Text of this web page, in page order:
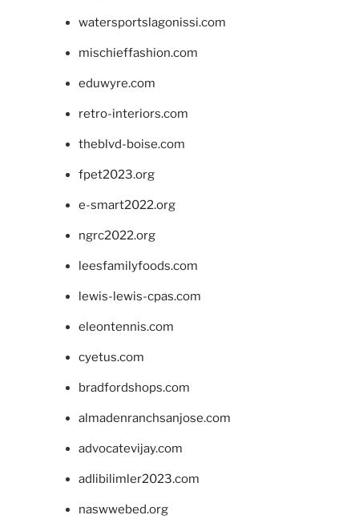
watersportslagonissi.com
mischieffashion.com
eduwyre.com
retro-interiors.com
theblvd-boise.com
fpet2023.org
e-smart2022.org
ngrc2022.org
leesfamilyfoods.com
lewis-lewis-cpas.com
eleontennis.com
cyetus.com
bradfordshops.com
almadenranchsanjose.com
advocatevijay.com
adlibilimler2023.com
naswwebed.org